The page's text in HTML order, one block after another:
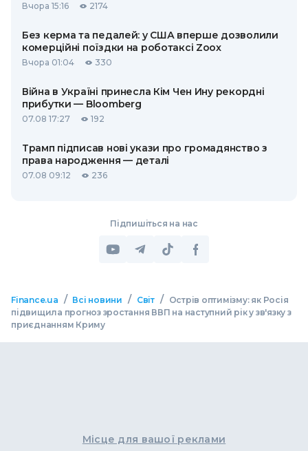
Вчора 15:16 2174
Без керма та педалей: у США вперше дозволили
комерційні поїздки на роботаксі Zoox
Вчора 01:04 330
Війна в Україні принесла Кім Чен Ину рекордні
прибутки — Bloomberg
07.08 17:27 192
Трамп підписав нові укази про громадянство з
права народження — деталі
07.08 09:12 236
Підпишіться на нас
Finance.ua / Всі новини / Світ /
Острів оптимізму: як Росія
підвищила прогноз зростання ВВП на наступний рік у зв'язку з
приєднанням Криму
Місце для вашої реклами